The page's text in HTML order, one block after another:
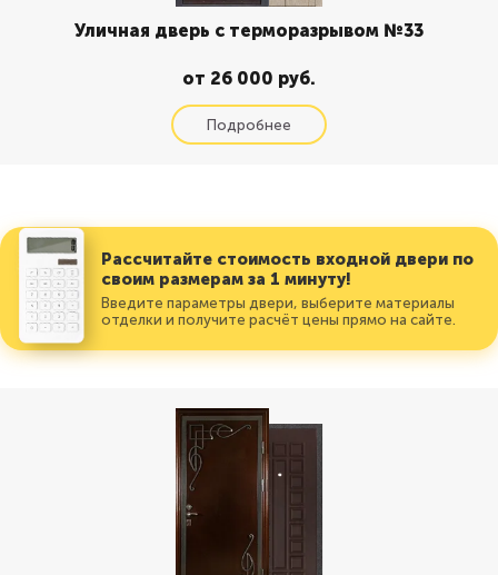
Уличная дверь с терморазрывом №33
от 26 000 руб.
Рассчитайте стоимость входной двери по
своим размерам за 1 минуту!
Введите параметры двери, выберите материалы
отделки и получите расчёт цены прямо на сайте.